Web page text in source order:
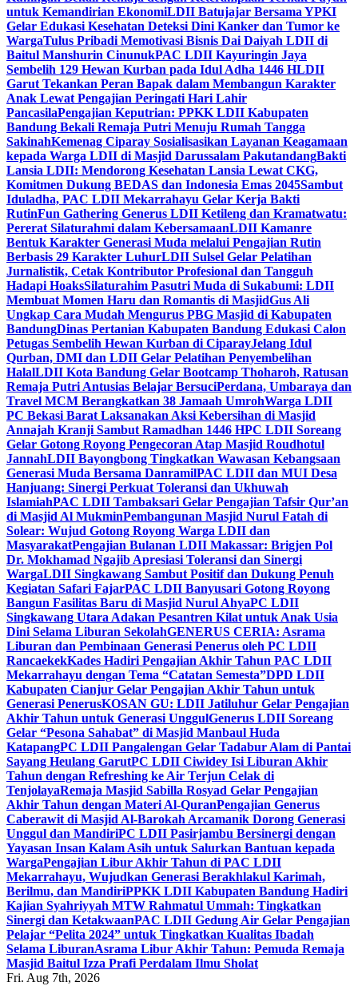
untuk Kemandirian EkonomiLDII Batujajar Bersama YPKI
Gelar Edukasi Kesehatan Deteksi Dini Kanker dan Tumor ke
WargaTulus Pribadi Memotivasi Bisnis Dai Daiyah LDII di
Baitul Manshurin CinunukPAC LDII Kayuringin Jaya
Sembelih 129 Hewan Kurban pada Idul Adha 1446 HLDII
Garut Tekankan Peran Bapak dalam Membangun Karakter
Anak Lewat Pengajian Peringati Hari Lahir
PancasilaPengajian Keputrian: PPKK LDII Kabupaten
Bandung Bekali Remaja Putri Menuju Rumah Tangga
SakinahKemenag Ciparay Sosialisasikan Layanan Keagamaan
kepada Warga LDII di Masjid Darussalam PakutandangBakti
Lansia LDII: Mendorong Kesehatan Lansia Lewat CKG,
Komitmen Dukung BEDAS dan Indonesia Emas 2045Sambut
Iduladha, PAC LDII Mekarrahayu Gelar Kerja Bakti
RutinFun Gathering Generus LDII Ketileng dan Kramatwatu:
Pererat Silaturahmi dalam KebersamaanLDII Kamanre
Bentuk Karakter Generasi Muda melalui Pengajian Rutin
Berbasis 29 Karakter LuhurLDII Sulsel Gelar Pelatihan
Jurnalistik, Cetak Kontributor Profesional dan Tangguh
Hadapi HoaksSilaturahim Pasutri Muda di Sukabumi: LDII
Membuat Momen Haru dan Romantis di MasjidGus Ali
Ungkap Cara Mudah Mengurus PBG Masjid di Kabupaten
BandungDinas Pertanian Kabupaten Bandung Edukasi Calon
Petugas Sembelih Hewan Kurban di CiparayJelang Idul
Qurban, DMI dan LDII Gelar Pelatihan Penyembelihan
HalalLDII Kota Bandung Gelar Bootcamp Thoharoh, Ratusan
Remaja Putri Antusias Belajar BersuciPerdana, Umbaraya dan
Travel MCM Berangkatkan 38 Jamaah UmrohWarga LDII
PC Bekasi Barat Laksanakan Aksi Kebersihan di Masjid
Annajah Kranji Sambut Ramadhan 1446 HPC LDII Soreang
Gelar Gotong Royong Pengecoran Atap Masjid Roudhotul
JannahLDII Bayongbong Tingkatkan Wawasan Kebangsaan
Generasi Muda Bersama DanramilPAC LDII dan MUI Desa
Hanjuang: Sinergi Perkuat Toleransi dan Ukhuwah
IslamiahPAC LDII Tambaksari Gelar Pengajian Tafsir Qur’an
di Masjid Al MukminPembangunan Masjid Nurul Fatah di
Solear: Wujud Gotong Royong Warga LDII dan
MasyarakatPengajian Bulanan LDII Makassar: Brigjen Pol
Dr. Mokhamad Ngajib Apresiasi Toleransi dan Sinergi
WargaLDII Singkawang Sambut Positif dan Dukung Penuh
Kegiatan Safari FajarPAC LDII Banyusari Gotong Royong
Bangun Fasilitas Baru di Masjid Nurul AhyaPC LDII
Singkawang Utara Adakan Pesantren Kilat untuk Anak Usia
Dini Selama Liburan SekolahGENERUS CERIA: Asrama
Liburan dan Pembinaan Generasi Penerus oleh PC LDII
RancaekekKades Hadiri Pengajian Akhir Tahun PAC LDII
Mekarrahayu dengan Tema “Catatan Semesta”DPD LDII
Kabupaten Cianjur Gelar Pengajian Akhir Tahun untuk
Generasi PenerusKOSAN GU: LDII Jatiluhur Gelar Pengajian
Akhir Tahun untuk Generasi UnggulGenerus LDII Soreang
Gelar “Pesona Sahabat” di Masjid Manbaul Huda
KatapangPC LDII Pangalengan Gelar Tadabur Alam di Pantai
Sayang Heulang GarutPC LDII Ciwidey Isi Liburan Akhir
Tahun dengan Refreshing ke Air Terjun Celak di
TenjolayaRemaja Masjid Sabilla Rosyad Gelar Pengajian
Akhir Tahun dengan Materi Al-QuranPengajian Generus
Caberawit di Masjid Al-Barokah Arcamanik Dorong Generasi
Unggul dan MandiriPC LDII Pasirjambu Bersinergi dengan
Yayasan Insan Kalam Asih untuk Salurkan Bantuan kepada
WargaPengajian Libur Akhir Tahun di PAC LDII
Mekarrahayu, Wujudkan Generasi Berakhlakul Karimah,
Berilmu, dan MandiriPPKK LDII Kabupaten Bandung Hadiri
Kajian Syahriyyah MTW Rahmatul Ummah: Tingkatkan
Sinergi dan KetakwaanPAC LDII Gedung Air Gelar Pengajian
Pelajar “Pelita 2024” untuk Tingkatkan Kualitas Ibadah
Selama LiburanAsrama Libur Akhir Tahun: Pemuda Remaja
Masjid Baitul Izza Prafi Perdalam Ilmu Sholat
Fri. Aug 7th, 2026